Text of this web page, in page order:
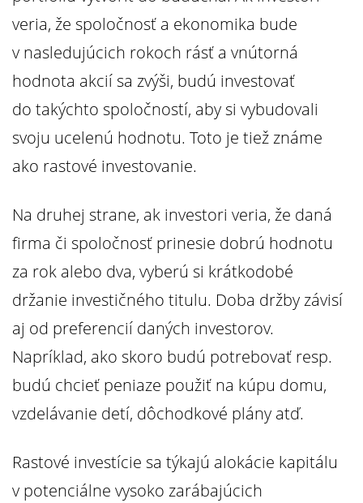
veria, že spoločnosť a ekonomika bude
v nasledujúcich rokoch rásť a vnútorná
hodnota akcií sa zvýši, budú investovať
do takýchto spoločností, aby si vybudovali
svoju ucelenú hodnotu. Toto je tiež známe
ako rastové investovanie.
Na druhej strane, ak investori veria, že daná
firma či spoločnosť prinesie dobrú hodnotu
za rok alebo dva, vyberú si krátkodobé
držanie investičného titulu. Doba držby závisí
aj od preferencií daných investorov.
Napríklad, ako skoro budú potrebovať resp.
budú chcieť peniaze použiť na kúpu domu,
vzdelávanie detí, dôchodkové plány atď.
Rastové investície sa týkajú alokácie kapitálu
v potenciálne vysoko zarábajúcich